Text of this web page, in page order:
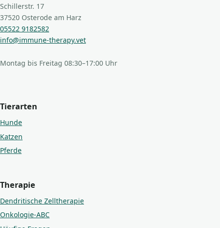
Schillerstr. 17
37520 Osterode am Harz
05522 9182582
info@immune-therapy.vet
Montag bis Freitag 08:30–17:00 Uhr
Tierarten
Hunde
Katzen
Pferde
Therapie
Dendritische Zelltherapie
Onkologie-ABC